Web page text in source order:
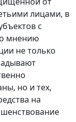
лицами, в
с
мнению
не только
но и тех,
на